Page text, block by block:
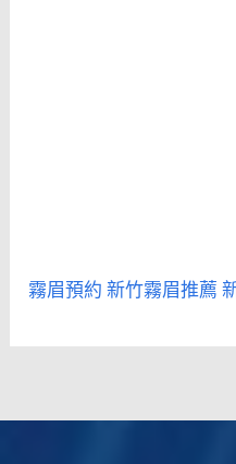
霧眉預約新竹霧眉推薦